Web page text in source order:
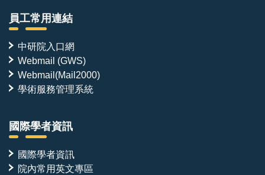
員工常用連結
中研院入口網
Webmail (GWS)
Webmail(Mail2000)
學術服務管理系統
國際學者資訊
國際學者資訊
院內常用英文專區